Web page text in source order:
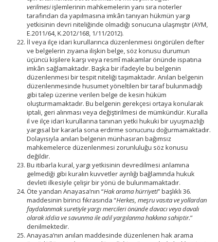
verilmesiişlemlerinin mahkemelerin yanı sıra noterler
tarafından da yapılmasına imkân tanıyan hükmün yargı
yetkisinin devri niteliğinde olmadığı sonucuna ulaşmıştır (AYM,
E.2011/64, K.2012/168, 1/11/2012).
İl veya ilçe idari kurullarınca düzenlenmesi öngörülen defter
ve belgelerin zıyaına ilişkin belge, söz konusu durumun
üçüncü kişilere karşı veya resmî makamlar önünde ispatına
imkân sağlamaktadır. Başka bir ifadeyle bu belgenin
düzenlenmesi bir tespit niteliği taşımaktadır. Anılan belgenin
düzenlenmesinde husumet yöneltilen bir taraf bulunmadığı
gibi talep üzerine verilen belge de kesin hüküm
oluşturmamaktadır. Bu belgenin gerekçesi ortaya konularak
iptali, geri alınması veya değiştirilmesi de mümkündür. Kuralla
il ve ilçe idari kurullarına tanınan yetki hukuki bir uyuşmazlığı
yargısal bir kararla sona erdirme sonucunu doğurmamaktadır.
Dolayısıyla anılan belgenin münhasıran bağımsız
mahkemelerce düzenlenmesi zorunluluğu söz konusu
değildir.
Bu itibarla kural, yargı yetkisinin devredilmesi anlamına
gelmediği gibi kuralın kuvvetler ayrılığı bağlamında hukuk
devleti ilkesiyle çelişir bir yönü de bulunmamaktadır.
Öte yandan Anayasa’nın “Hak arama hürriyeti” başlıklı 36.
maddesinin birinci fıkrasında “Herkes, meşru vasıta ve yollardan
faydalanmak suretiyle yargı mercileri önünde davacı veya davalı
olarak iddia ve savunma ile adil yargılanma hakkına sahiptir.”
denilmektedir.
Anayasa’nın anılan maddesinde düzenlenen hak arama